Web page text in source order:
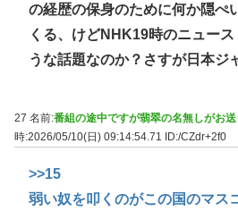
の経歴の保身のために何か隠ぺ
くる、けどNHK19時のニュー
うな話題なのか？さすが日本ジ
27 名前:番組の途中ですが翡翠の名無しがお
時:2026/05/10(日) 09:14:54.71
ID:/CZdr+2f0
>>15
弱い奴を叩くのがこの国のマス